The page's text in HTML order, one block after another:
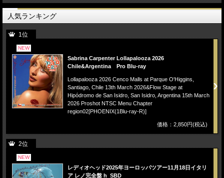
人気ランキング
1位
NEW
Sabrina Carpenter Lollapalooza 2026
Chile&Argentina Pro Blu-ray
Lollapalooza 2026 Cenco Malls at Parque O'Higgins,
Santiago, Chile 13th March 2026&Flow Stage at
Hipódromo de San Isidro, San Isidro, Argentina 15th March
2026 Proshot NTSC Menu Chapter
region02[PHOENIX(1Blu-ray-R)]
価格：2,850円(税込)
2位
NEW
レディオヘッド2025年ヨーロッパツアー11月18日イタリ
ア レノ完全盤 h_SBD